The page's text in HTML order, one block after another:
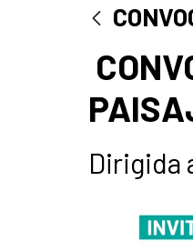
Dirigida